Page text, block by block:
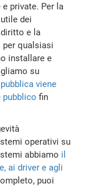
private. Per la
dei
e la
qualsiasi
installare e
su
viene
fin
operativi su
abbiamo il
ai driver e agli
puoi